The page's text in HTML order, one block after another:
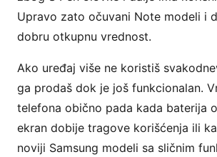
Upravo zato očuvani Note modeli i
dobru otkupnu vrednost.
Ako uređaj više ne koristiš
ga prodaš dok je još funkcionalan.
telefona obično pada kada baterija
ekran dobije tragove korišćenja ili
noviji Samsung modeli sa sličnim